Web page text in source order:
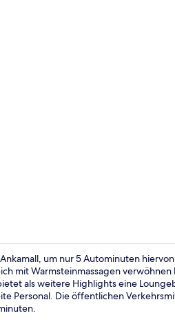
um nur 5 Autominuten
mit Warmsteinmassagen verwöhnen
als weitere Highlights eine
Personal. Die öffentlichen